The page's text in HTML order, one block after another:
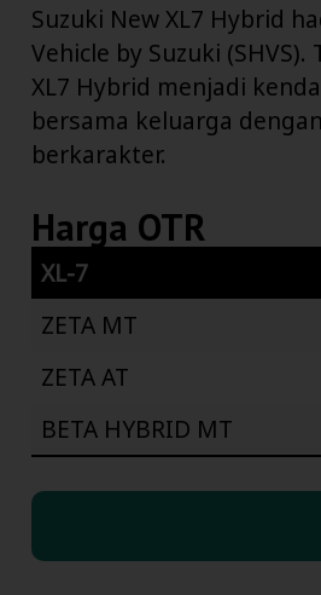
Suzuki New XL7 Hybrid
Vehicle by Suzuki
XL7 Hybrid menjadi
bersama keluarga
berkarakter.
Harga OTR
XL-7
ZETA MT
ZETA AT
BETA HYBRID MT